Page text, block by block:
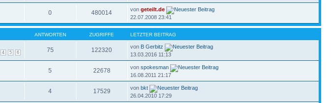
0 480014 vongeteilt.de
22.07.2008 23:41
ANTWORTEN ZUGRIFFE LETZTER BEITRAG
4 5 6 75 122320 von B Gerbitz
13.03.2016 11:13
5 22678 vonspokesman
16.08.2011 21:17
4 17529 vonbkt
26.04.2010 17:29